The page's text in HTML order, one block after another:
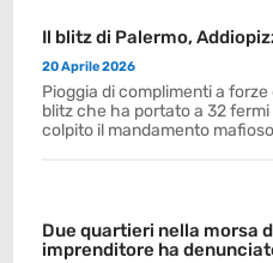
Il blitz di Palermo,
20 Aprile 2026
Pioggia di complimenti a forze
blitz che ha portato a 32 fermi
colpito il mandamento
Due quartieri nella morsa
imprenditore ha